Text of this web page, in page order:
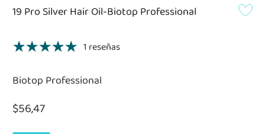
19 Pro Silver Hair Oil-Biotop Professional
1 reseñas
Biotop Professional
$56,47